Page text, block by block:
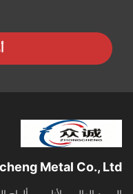
Metal Co., Ltd.